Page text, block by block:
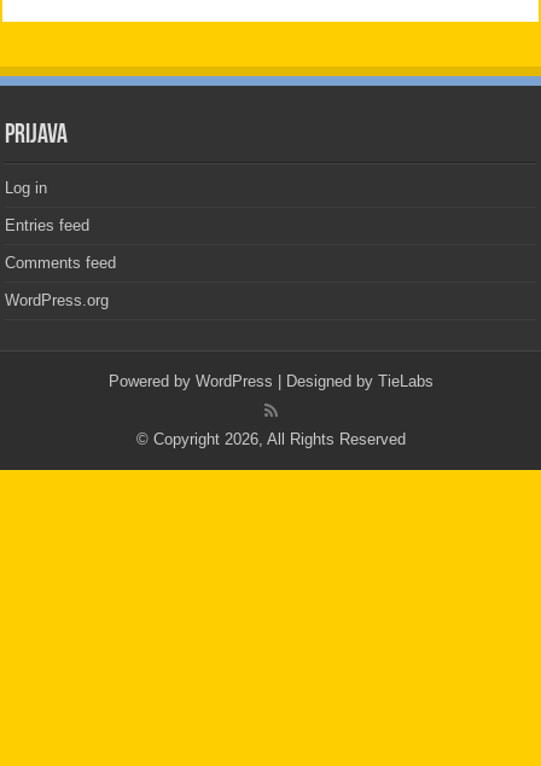
PRIJAVA
Log in
Entries feed
Comments feed
WordPress.org
Powered by WordPress | Designed by TieLabs
© Copyright 2026, All Rights Reserved